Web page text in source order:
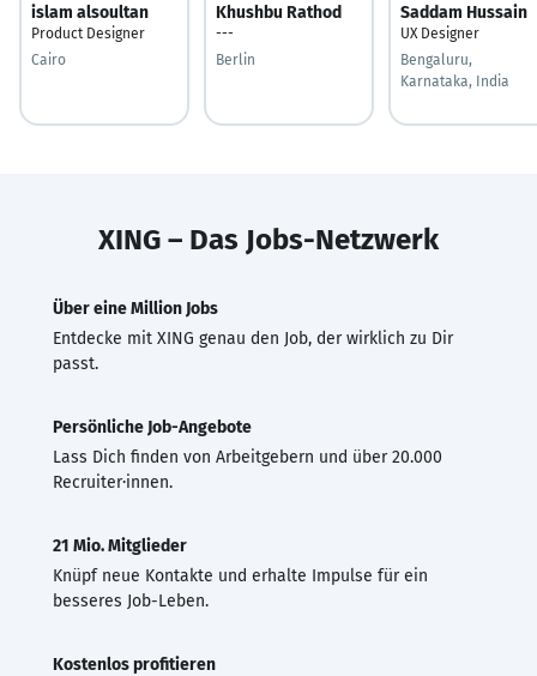
islam alsoultan
Product Designer
Cairo
Khushbu Rathod
---
Berlin
Saddam Hussain
UX Designer
Bengaluru,
Karnataka, India
XING – Das Jobs-Netzwerk
Über eine Million Jobs
Entdecke mit XING genau den Job, der wirklich zu Dir
passt.
Persönliche Job-Angebote
Lass Dich finden von Arbeitgebern und über 20.000
Recruiter·innen.
21 Mio. Mitglieder
Knüpf neue Kontakte und erhalte Impulse für ein
besseres Job-Leben.
Kostenlos profitieren